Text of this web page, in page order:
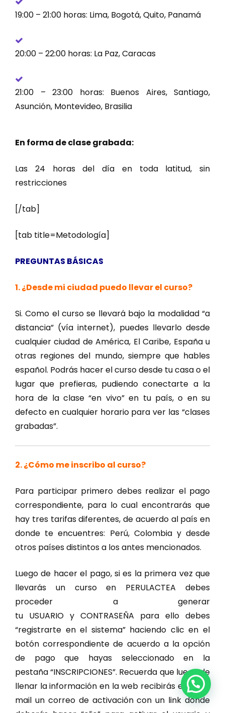
19:00 – 21:00 horas: Lima, Bogotá, Quito, Panamá
20:00 – 22:00 horas: La Paz, Caracas
21:00 – 23:00 horas: Buenos Aires, Santiago,
Asunción, Montevideo, Brasilia
En forma de clase grabada:
Las 24 horas del día en toda latitud, sin
restricciones
[/tab]
[tab title=Metodología]
PREGUNTAS BÁSICAS
1. ¿Desde mi ciudad puedo llevar el curso?
Si. Como el curso se llevará bajo la modalidad “a
distancia” (vía internet), puedes llevarlo desde
cualquier ciudad de América, El Caribe, España u
otras regiones del mundo, siempre que hables
español. Podrás hacer el curso desde tu casa o el
lugar que prefieras, pudiendo conectarte a la
hora de la clase “en vivo” en tu país, o en su
defecto en cualquier horario para ver las “clases
grabadas”.
2. ¿Cómo me inscribo al curso?
Para participar primero debes realizar el pago
correspondiente, para lo cual encontrarás que
hay tres tarifas diferentes, de acuerdo al país en
donde te encuentres: Perú, Colombia y desde
otros países distintos a los antes mencionados.
Luego de hacer el pago, si es la primera vez que
llevarás un curso en PERULACTEA debes
proceder a generar
tu USUARIO y CONTRASEÑA para ello debes
“registrarte en el sistema” haciendo clic en el
botón correspondiente de acuerdo a la opción
de pago que hayas seleccionado en la
pestaña “INSCRIPCIONES”. Recuerda que luego de
llenar la información en la web recibirás en tu e-
mail un correo de activación con un link donde